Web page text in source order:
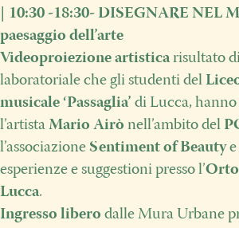
10:30 -18:30- DISEGNARE NEL
paesaggio dell’arte
Videoproiezione artistica risultato
laboratoriale che gli studenti del
musicale ‘Passaglia’ di Lucca,
l’artista Mario Airò nell’ambito del
l’associazione Sentiment of Beautye
esperienze e suggestioni presso l’
Lucca.
Ingresso libero dalle Mura Urbane